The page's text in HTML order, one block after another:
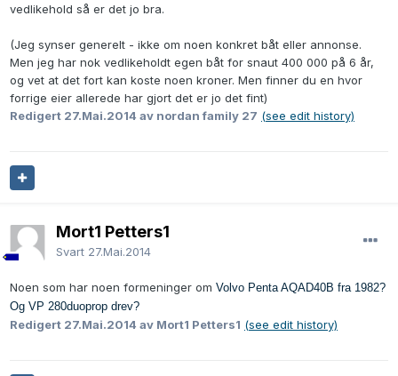
vedlikehold så er det jo bra.
(Jeg synser generelt - ikke om noen konkret båt eller annonse.
Men jeg har nok vedlikeholdt egen båt for snaut 400 000 på 6 år,
og vet at det fort kan koste noen kroner. Men finner du en hvor
forrige eier allerede har gjort det er jo det fint)
Redigert 27.Mai.2014 av nordan family 27 (see edit history)
Mort1 Petters1
Svart 27.Mai.2014
Noen som har noen formeninger om Volvo Penta AQAD40B fra 1982?
Og VP 280duoprop drev?
Redigert 27.Mai.2014 av Mort1 Petters1 (see edit history)